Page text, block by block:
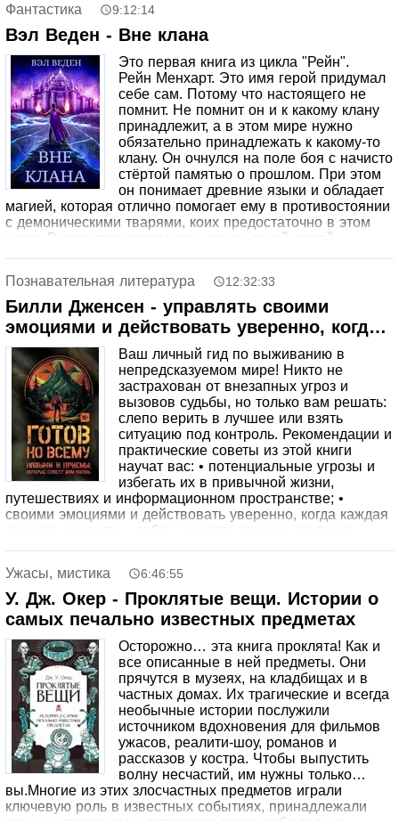
от дома. От Советника Императора герой узнаёт кое-что
о своих предках, и это знание весьма опасно!
Подробности – в аудиокниге.
Фантастика 9:12:14
Вэл Веден - Вне клана
Это первая книга из цикла "Рейн".
Рейн Менхарт. Это имя герой придумал
себе сам. Потому что настоящего не
помнит. Не помнит он и к какому клану
принадлежит, а в этом мире нужно
обязательно принадлежать к какому-то
клану. Он очнулся на поле боя с начисто
стёртой памятью о прошлом. При этом
он понимает древние языки и обладает
магией, которая отлично помогает ему в противостоянии
с демоническими тварями, коих предостаточно в этом
мире. В попытках вспомнить, кто он такой, герой
главы. Так ли это? Вместе с героем распутывать загадку
предстоит слушателям.
Познавательная литература 12:32:33
Билли Дженсен - управлять своими
эмоциями и действовать уверенно, когда
каждая секунда на счету; •Готов ко всему.
Навыки и приемы, которые спасут вам
жизнь
Ваш личный гид по выживанию в
непредсказуемом мире! Никто не
застрахован от внезапных угроз и
вызовов судьбы, но только вам решать:
слепо верить в лучшее или взять
ситуацию под контроль. Рекомендации и
практические советы из этой книги
научат вас: • потенциальные угрозы и
избегать их в привычной жизни,
путешествиях и информационном пространстве; •
своими эмоциями и действовать уверенно, когда каждая
секунда на счету; • себя и оказать помощь другим в
только руководство к действию, но и ваш путь к
спокойствию и безопасности. Перестаньте быть жертвой
обстоятельств – станьте человеком, который
действительно готов ко всему
Ужасы, мистика 6:46:55
У. Дж. Окер - Проклятые вещи. Истории о
самых печально известных предметах
Осторожно… эта книга проклята! Как и
все описанные в ней предметы. Они
прячутся в музеях, на кладбищах и в
частных домах. Их трагические и всегда
необычные истории послужили
источником вдохновения для фильмов
ужасов, реалити-шоу, романов и
рассказов у костра. Чтобы выпустить
волну несчастий, им нужны только…
вы.Многие из этих злосчастных предметов играли
ключевую роль в известных событиях, принадлежали
важным персонам и оставляли после себя только